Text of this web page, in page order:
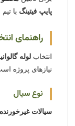
پایپ فیتینگ با
راهنمای
انتخاب لوله
نیازهای پروژه
نوع سیال
سیالات غیرخورنده